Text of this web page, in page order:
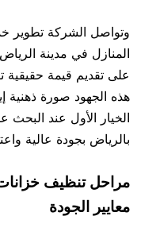
وتواصل الشركة تطوير
المنازل في مدينة الرياض.
على تقديم قيمة حقيقية
هذه الجهود صورة ذهنية
الخيار الأول عند البحث
بالرياض بجودة عالية
مراحل تنظيف خزانات
معايير الجودة